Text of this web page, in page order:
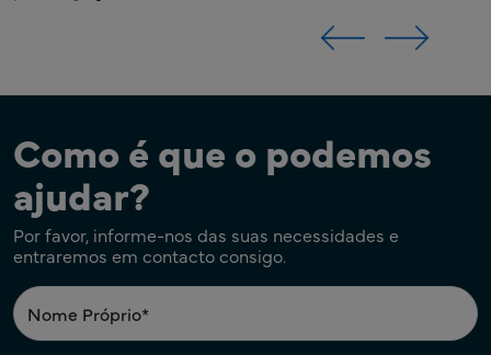
Como é que o podemos
ajudar?
Por favor, informe-nos das suas necessidades e
entraremos em contacto consigo.